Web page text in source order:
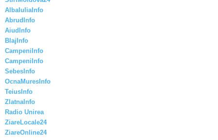
AlbaIuliaInfo
AbrudInfo
AiudInfo
BlajInfo
CampeniInfo
CampeniInfo
SebesInfo
OcnaMuresInfo
TeiusInfo
ZlatnaInfo
Radio Unirea
ZiareLocale24
ZiareOnline24